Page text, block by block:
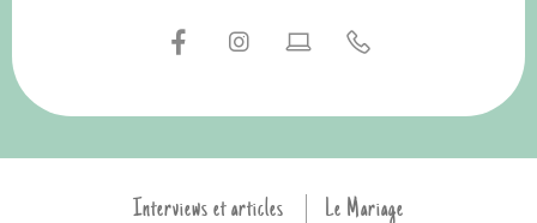
Interviews et articles
Le Mariage